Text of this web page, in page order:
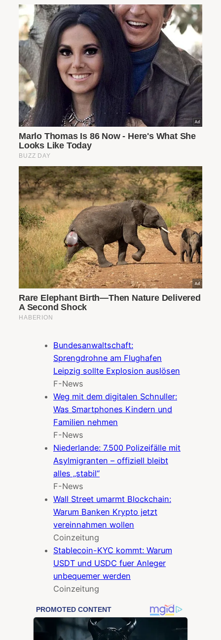
Bundesanwaltschaft:
Sprengdrohne am Flughafen
Leipzig sollte Explosion auslösen
F-News
Weg mit dem digitalen Schnuller:
Was Smartphones Kindern und
Familien nehmen
F-News
Niederlande: 7.500 Polizeifälle mit
Asylmigranten – offiziell bleibt
alles „stabil“
F-News
Wall Street umarmt Blockchain:
Warum Banken Krypto jetzt
vereinnahmen wollen
Coinzeitung
Stablecoin-KYC kommt: Warum
USDT und USDC fuer Anleger
unbequemer werden
Coinzeitung